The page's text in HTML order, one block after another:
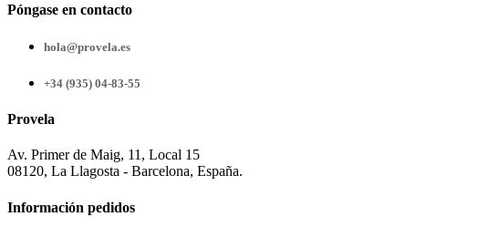
Póngase en contacto
hola@provela.es
+34 (935) 04-83-55
Provela
Av. Primer de Maig, 11, Local 15
08120, La Llagosta - Barcelona, España.
Información pedidos